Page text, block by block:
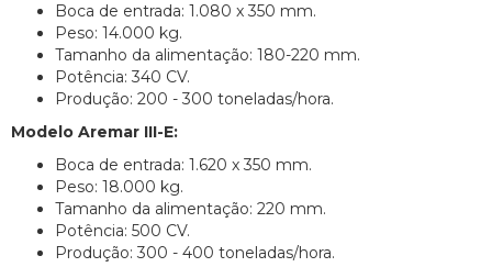
Boca de entrada: 1.080 x 350 mm.
Peso: 14.000 kg.
Tamanho da alimentação: 180-220 mm.
Potência: 340 CV.
Produção: 200 - 300 toneladas/hora.
Modelo Aremar III-E:
Boca de entrada: 1.620 x 350 mm.
Peso: 18.000 kg.
Tamanho da alimentação: 220 mm.
Potência: 500 CV.
Produção: 300 - 400 toneladas/hora.